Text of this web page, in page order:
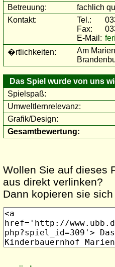
Betreuung:
fachlich
Kontakt:
Tel.:
Fax:
E-Mail:
�rtlichkeiten:
Am
Das Spiel wurde von uns
Spielspaß:
Umweltlernrelevanz:
Grafik/Design:
Gesamtbewertung:
Wollen Sie auf dieses
aus direkt verlinken?
Dann kopieren sie